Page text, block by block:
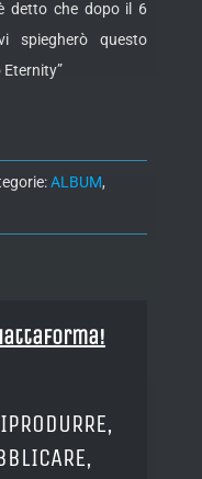
detto che dopo il 6
spiegherò questo
Eternity”
ALBUM,